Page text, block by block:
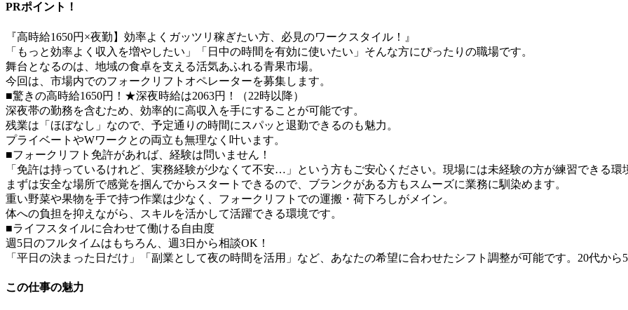
PRポイント！
『高時給1650円×夜勤】効率よくガッツリ稼ぎたい方、必見のワークスタイル！』
「もっと効率よく収入を増やしたい」「日中の時間を有効に使いたい」そんな方にぴったりの職場です。
舞台となるのは、地域の食卓を支える活気あふれる青果市場。
今回は、市場内でのフォークリフトオペレーターを募集します。
■驚きの高時給1650円！★深夜時給は2063円！（22時以降）
深夜帯の勤務を含むため、効率的に高収入を手にすることが可能です。
残業は「ほぼなし」なので、予定通りの時間にスパッと退勤できるのも魅力。
プライベートやWワークとの両立も無理なく叶います。
■フォークリフト免許があれば、経験は問いません！
「免許は持っているけれど、実務経験が少なくて不安…」という方もご安心ください。現場には未経験の方が練習できる環
まずは安全な場所で感覚を掴んでからスタートできるので、ブランクがある方もスムーズに業務に馴染めます。
重い野菜や果物を手で持つ作業は少なく、フォークリフトでの運搬・荷下ろしがメイン。
体への負担を抑えながら、スキルを活かして活躍できる環境です。
■ライフスタイルに合わせて働ける自由度
週5日のフルタイムはもちろん、週3日から相談OK！
「平日の決まった日だけ」「副業として夜の時間を活用」など、あなたの希望に合わせたシフト調整が可能です。20代か
この仕事の魅力